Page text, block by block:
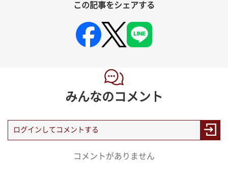
この記事をシェアする
みんなのコメント
コメントがありません